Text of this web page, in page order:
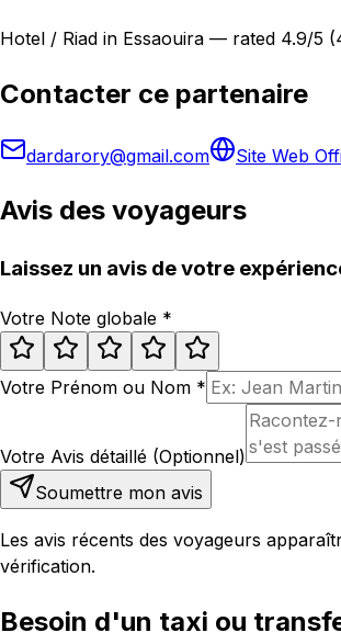
Hotel / Riad in Essaouira — rated 4.9/5
Contacter ce partenaire
dardarory@gmail.com Site Web
Avis des voyageurs
Laissez un avis de votre
Votre Note globale *
Votre Prénom ou Nom *
Votre Avis détaillé (Optionnel)
Soumettre mon avis
Les avis récents des voyageurs
vérification.
Besoin d'un taxi ou